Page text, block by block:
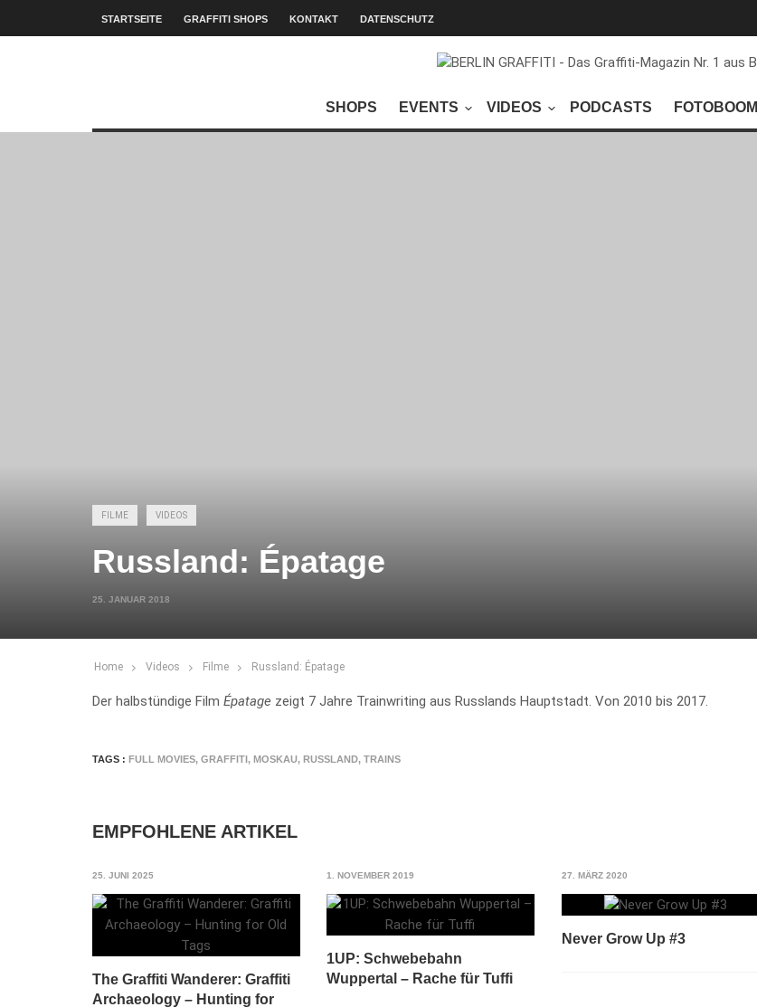
STARTSEITE GRAFFITI SHOPS KONTAKT DATENSCHUTZ
SHOPS EVENTS VIDEOS PODCASTS FOTOBOOM
FILME VIDEOS
Russland: Épatage
25. JANUAR 2018
Home Videos Filme Russland: Épatage
Der halbstündige Film Épatage zeigt 7 Jahre Trainwriting aus Russlands Hauptstadt. Von 2010 bis 2017.
TAGS : FULL MOVIES, GRAFFITI, MOSKAU, RUSSLAND, TRAINS
EMPFOHLENE ARTIKEL
25. JUNI 2025
The Graffiti Wanderer: Graffiti
Archaeology – Hunting for
1. NOVEMBER 2019
1UP: Schwebebahn
Wuppertal – Rache für Tuffi
27. MÄRZ 2020
Never Grow Up #3